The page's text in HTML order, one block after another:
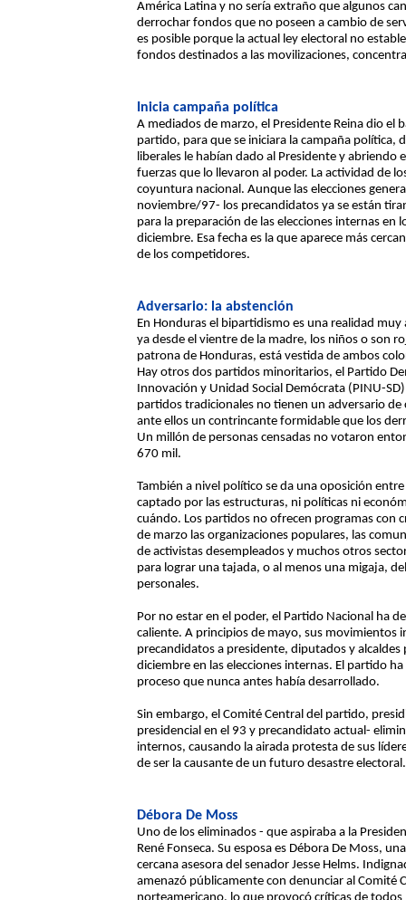
América Latina y no sería extraño que algunos
derrochar fondos que no poseen a cambio de
es posible porque la actual ley electoral no
fondos destinados a las movilizaciones,
Inicia campaña política
A mediados de marzo, el Presidente Reina dio el
partido, para que se iniciara la campaña
liberales le habían dado al Presidente y abriendo
fuerzas que lo llevaron al poder. La actividad de
coyuntura nacional. Aunque las elecciones
noviembre/97- los precandidatos ya se están
para la preparación de las elecciones internas en
diciembre. Esa fecha es la que aparece más
de los competidores.
Adversario: la abstención
En Honduras el bipartidismo es una realidad
ya desde el vientre de la madre, los niños o son
patrona de Honduras, está vestida de ambos
Hay otros dos partidos minoritarios, el Partido
Innovación y Unidad Social Demócrata (PINU-
partidos tradicionales no tienen un adversario
ante ellos un contrincante formidable que los
Un millón de personas censadas no votaron
670 mil.
También a nivel político se da una oposición
captado por las estructuras, ni políticas ni
cuándo. Los partidos no ofrecen programas con
de marzo las organizaciones populares, las
de activistas desempleados y muchos otros
para lograr una tajada, o al menos una migaja,
personales.
Por no estar en el poder, el Partido Nacional ha
caliente. A principios de mayo, sus movimientos
precandidatos a presidente, diputados y
diciembre en las elecciones internas. El partido
proceso que nunca antes había desarrollado.
Sin embargo, el Comité Central del partido,
presidencial en el 93 y precandidato actual-
internos, causando la airada protesta de sus
de ser la causante de un futuro desastre electoral.
Débora De Moss
Uno de los eliminados - que aspiraba a la
René Fonseca. Su esposa es Débora De Moss,
cercana asesora del senador Jesse Helms.
amenazó públicamente con denunciar al Comité